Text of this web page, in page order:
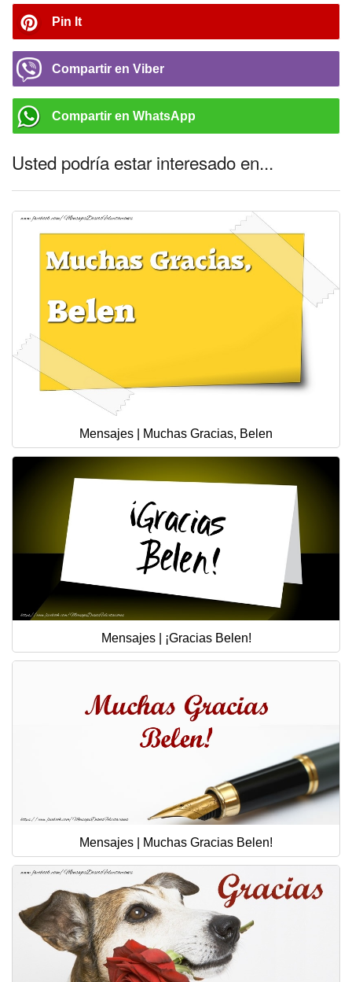
Pin It
Compartir en Viber
Compartir en WhatsApp
Usted podría estar interesado en...
Mensajes | Muchas Gracias, Belen
Mensajes | ¡Gracias Belen!
Mensajes | Muchas Gracias Belen!